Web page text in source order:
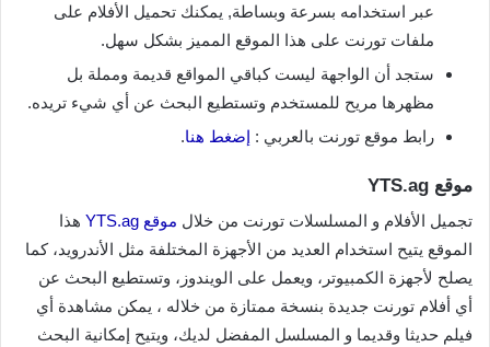
عبر استخدامه بسرعة وبساطة, يمكنك تحميل الأفلام على
ملفات تورنت على هذا الموقع المميز بشكل سهل.
ستجد أن الواجهة ليست كباقي المواقع قديمة ومملة بل
مظهرها مريح للمستخدم وتستطيع البحث عن أي شيء تريده.
رابط موقع تورنت بالعربي : إضغط هنا.
موقع YTS.ag
تجميل الأفلام و المسلسلات تورنت من خلال موقع YTS.ag
هذا
الموقع يتيح استخدام العديد من الأجهزة المختلفة مثل الأندرويد، كما
يصلح لأجهزة الكمبيوتر، ويعمل على الويندوز، وتستطيع البحث عن
أي أفلام تورنت جديدة بنسخة ممتازة من خلاله ، يمكن مشاهدة أي
فيلم حديثا وقديما و المسلسل المفضل لديك، ويتيح إمكانية البحث